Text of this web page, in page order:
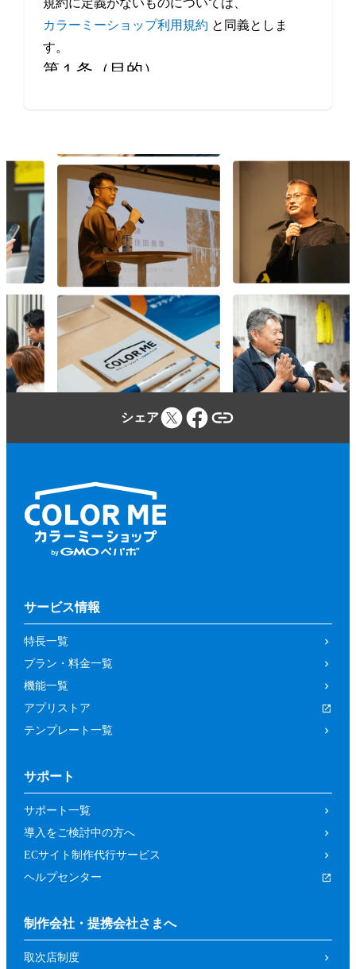
規約に定義がないものについては、
カラーミーショップ利用規約 と同義としま
す。
第１条（目的）
Eコマースにかかわるすべての方の交流・情報
第２条（本イベントの開催日程）
本イベントの開催場所（オンラインによる開催
を含みます。）、開催日時等は、本サービスの
ウェブサイト上で定めます。
第３条（規約の履行）
参加者は、カラーミーショップ利用規約、
本規約、本イベントに関する当社のウェブ
サイトに定める事項及び本イベントの開催
場所・施設等の定める規程等（併せて、以
下「本規約等」といいます。）を遵守しな
ければならないものとします。
おそれがあると当社が判断した場合、当社
（当社が本イベントに関して業務を委託す
て、参加申込みの拒否、参加の取り消しを
いつでもできるものとします。
前項に基づく措置を行う場合、当社は、そ
の理由等を参加者に開示する義務を負わな
第２項に基づく、参加申込みの拒否、参加
の取り消しによって、参加者又は第三者が
被った損害等について、当社は一切の責任
を負わないものとします。
第４条（参加資格）
参加者は、当社所定の方法により申し込み
を行った方であって、本イベントの開催趣
方（法人、個人を問いません。）としま
す。
前項にもかかわらず、以下の各号に該当す
るおそれがあると当社が判断した場合は、
当社は承諾を取り消すことができるものと
暴力団、反政府組織その他の反社会的組
織であるか、若しくはそれらの構成員又
シェア
サービス情報
特長一覧
プラン・料金一覧
機能一覧
アプリストア
テンプレート一覧
サポート
サポート一覧
導入をご検討中の方へ
ECサイト制作代行サービス
ヘルプセンター
制作会社・提携会社さまへ
取次店制度